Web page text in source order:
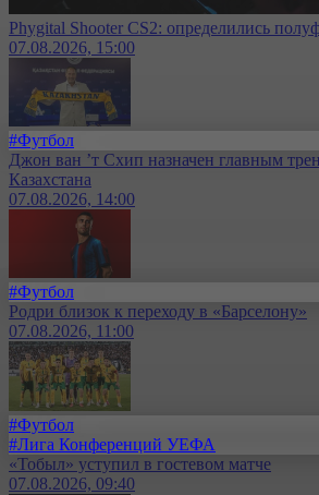
Phygital Shooter CS2: определились
07.08.2026, 15:00
#Футбол
Джон ван ’т Схип назначен главным
Казахстана
07.08.2026, 14:00
#Футбол
Родри близок к переходу в «Барселону»
07.08.2026, 11:00
#Футбол
#Лига Конференций УЕФА
«Тобыл» уступил в гостевом матче
07.08.2026, 09:40